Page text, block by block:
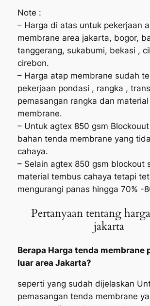
Note :
– Harga di atas untuk pekerjaan
membrane area jakarta, bogor,
tanggerang, sukabumi, bekasi ,
cirebon.
– Harga atap membrane sudah
pekerjaan pondasi , rangka ,
pemasangan rangka dan
membrane.
– Untuk agtex 850 gsm
bahan tenda membrane yang
cahaya.
– Selain agtex 850 gsm blockout
material tembus cahaya tetapi
mengurangi panas hingga 70% -
Pertanyaan tentang
jakarta
Berapa Harga tenda membrane
luar area Jakarta?
seperti yang sudah dijelaskan
pemasangan tenda membrane